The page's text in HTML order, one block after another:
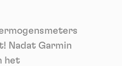
Nadat Garmin
het